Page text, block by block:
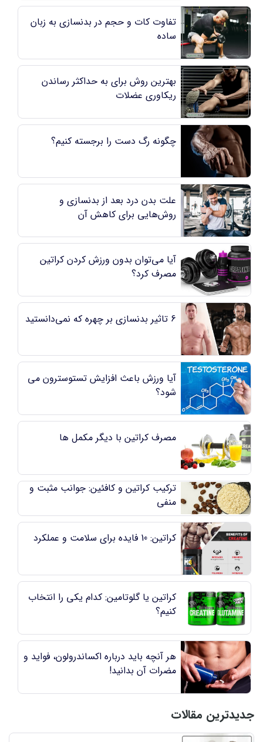
تفاوت کات و حجم در بدنسازی به زبان
ساده
بهترین روش برای به حداکثر رساندن
ریکاوری عضلات
چگونه رگ دست را برجسته کنیم؟
علت بدن درد بعد از بدنسازی و
روش‌هایی برای کاهش آن
آیا می‌توان بدون ورزش کردن کراتین
مصرف کرد؟
6 تاثیر بدنسازی بر چهره که نمی‌دانستید
آیا ورزش باعث افزایش تستوسترون می
شود؟
مصرف کراتین با دیگر مکمل ها
ترکیب کراتین و کافئین: جوانب مثبت و
منفی
کراتین: 10 فایده برای سلامت و عملکرد
کراتین یا گلوتامین: کدام یکی را انتخاب
کنیم؟
هر آنچه باید درباره اکساندرولون، فواید و
مضرات آن بدانید!
جدیدترین مقالات